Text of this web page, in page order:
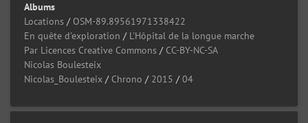
Albums
Locations / OSM-89.89561971338422
En quête d'exploration / L'Hôpital de la longue marche
Par Licences Creative Commons / CC-BY-NC-SA
Nicolas Boulesteix
Nicolas_Boulesteix / Chrono / 2015 /04